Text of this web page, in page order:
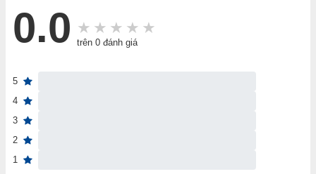
0.0 trên 0 đánh giá
5
4
3
2
1